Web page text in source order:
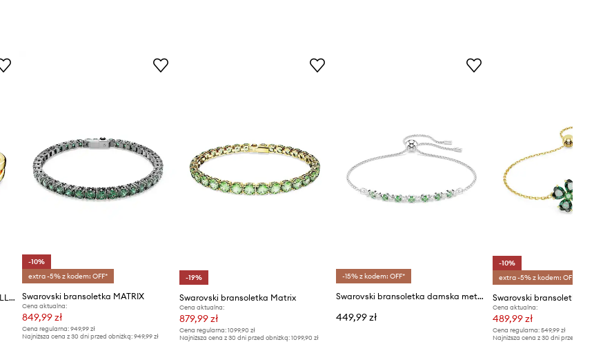
Marka Swarovski
Swarovski bransoletka 5671246 MILLENIA
-10%
extra -5% z kodem: OFF*
Swarovski bransoletka MATRIX
Cena aktualna:
849,99 zł
Cena regularna: 949,99 zł
Najniższa cena z 30 dni przed obniżką: 949,99 zł
-19%
Swarovski bransoletka Matrix
Cena aktualna:
879,99 zł
Cena regularna: 1099,90 zł
Najniższa cena z 30 dni przed obniżką: 1099,90 zł
-15% z kodem: OFF*
Swarovski bransoletka damska metalowa z cyrkonią MATRIX
449,99 zł
-10%
extra -5% z kodem: OFF*
Swarovski bransoletka
Cena aktualna:
489,99 zł
Cena regularna: 549,99 zł
Najniższa cena z 30 dni przed obniżką: